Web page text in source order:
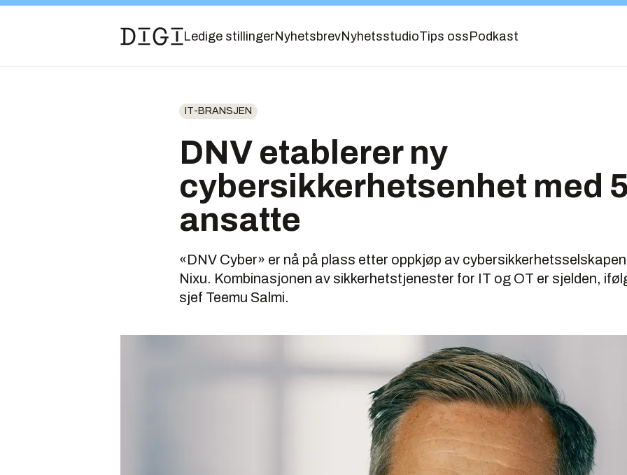
Ledige stillingerNyhetsbrevNyhetsstudioTips oss Podkast
IT-BRANSJEN
DNV etablerer ny
cybersikkerhetsenhet med
ansatte
«DNV Cyber» er nå på plass etter oppkjøp av
Nixu. Kombinasjonen av sikkerhetstjenester for IT og OT er sjelden,
sjef Teemu Salmi.